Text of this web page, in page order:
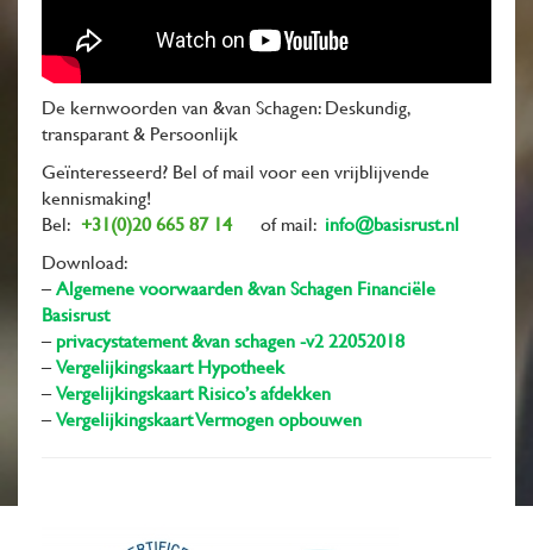
De kernwoorden van &van Schagen: Deskundig,
transparant & Persoonlijk
Geïnteresseerd? Bel of mail voor een vrijblijvende
kennismaking!
Bel: +31(0)20 665 87 14 of mail: info@basisrust.nl
Download:
–Algemene voorwaarden &van Schagen Financiële
Basisrust
– privacystatement &van schagen -v2 22052018
–Vergelijkingskaart Hypotheek
–Vergelijkingskaart Risico’s afdekken
–Vergelijkingskaart Vermogen opbouwen